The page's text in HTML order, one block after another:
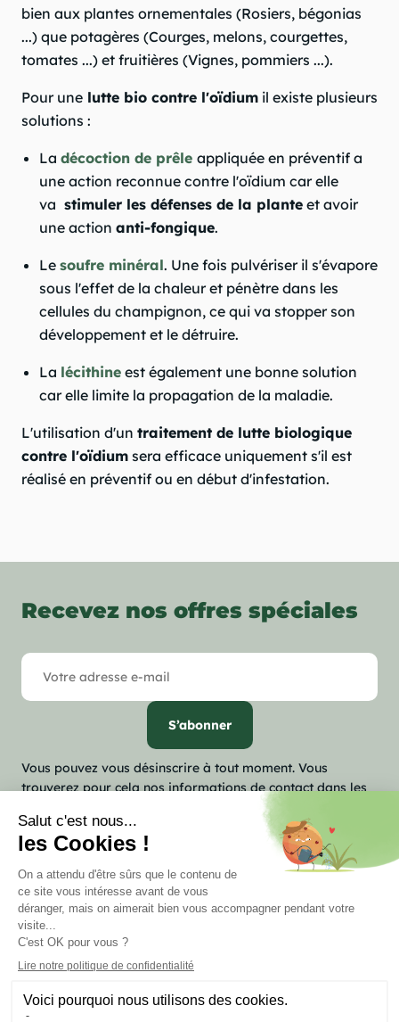
bien aux plantes ornementales (Rosiers, bégonias
...) que potagères (Courges, melons, courgettes,
tomates ...) et fruitières (Vignes, pommiers ...).
Pour une lutte bio contre l'oïdium il existe plusieurs
solutions :
La décoction de prêle appliquée en préventif a
une action reconnue contre l'oïdium car elle
va stimuler les défenses de la plante et avoir
une action anti-fongique.
Le soufre minéral. Une fois pulvériser il s'évapore
sous l'effet de la chaleur et pénètre dans les
cellules du champignon, ce qui va stopper son
développement et le détruire.
La lécithine est également une bonne solution
car elle limite la propagation de la maladie.
L'utilisation d'un traitement de lutte biologique
contre l'oïdium sera efficace uniquement s'il est
réalisé en préventif ou en début d'infestation.
Recevez nos offres spéciales
Vous pouvez vous désinscrire à tout moment. Vous
trouverez pour cela nos informations de contact dans les

Votre compte
Marchand approuvé par la Société des Avis Garantis,
pour vérifier